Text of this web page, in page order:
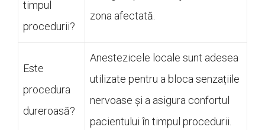
timpul
procedurii?
zona afectată.
Este
procedura
dureroasă?
Anestezicele locale sunt adesea
utilizate pentru a bloca senzațiile
nervoase și a asigura confortul
pacientului în timpul procedurii.